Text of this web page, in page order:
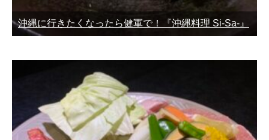
沖縄に行きたくなったら健軍で！『沖縄料理 Si-Sa-』